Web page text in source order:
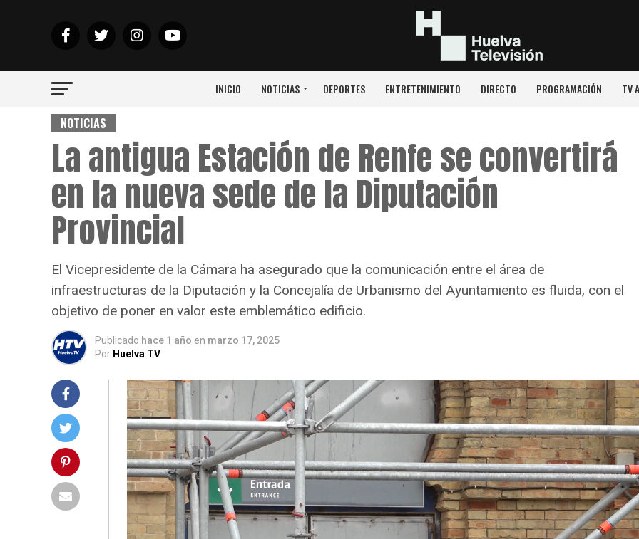
INICIO NOTICIAS DEPORTES ENTRETENIMIENTO DIRECTO PROGRAMACIÓN TV
NOTICIAS
La antigua Estación de Renfe se convertirá
en la nueva sede de la Diputación
Provincial
El Vicepresidente de la Cámara ha asegurado que la comunicación entre el área de
infraestructuras de la Diputación y la Concejalía de Urbanismo del Ayuntamiento es fluida, con el
objetivo de poner en valor este emblemático edificio.
Publicado hace 1 año en marzo 17, 2025
Por Huelva TV